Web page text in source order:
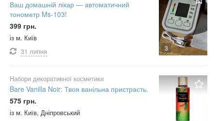
3
Ваш домашній лікар — автоматичний
тонометр Ms-103!
399 грн.
із м. Київ
31 липня
Набори декоративної косметики
Bare Vanilla Noir: Твоя ванільна пристрасть.
575 грн.
із м. Київ, Дніпровський